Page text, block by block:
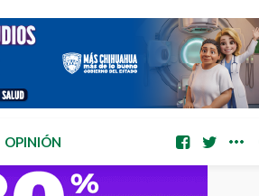
OPINIÓN